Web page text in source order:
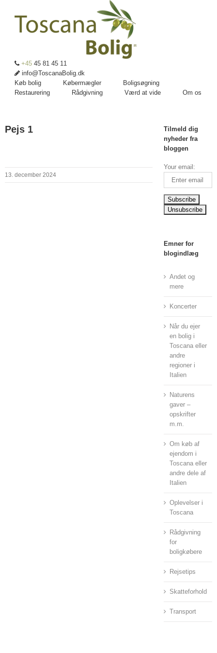
+45 45 81 45 11
info@ToscanaBolig.dk
Køb bolig
Købermægler
Boligsøgning
Restaurering
Rådgivning Værd at vide Om os
Pejs 1
13. december 2024
Tilmeld dig
nyheder fra
bloggen
Your email:
Emner for
blogindlæg
Andet og
mere
Koncerter
Når du ejer
en bolig i
Toscana eller
andre
regioner i
Italien
Naturens
gaver –
opskrifter
m.m.
Om køb af
ejendom i
Toscana eller
andre dele af
Italien
Oplevelser i
Toscana
Rådgivning
for
boligkøbere
Rejsetips
Skatteforhold
Transport